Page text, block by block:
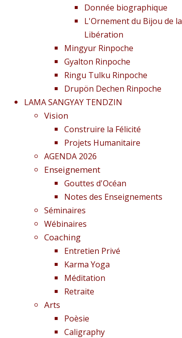
Donnée biographique
L'Ornement du Bijou de la
Libération
Mingyur Rinpoche
Gyalton Rinpoche
Ringu Tulku Rinpoche
Drupön Dechen Rinpoche
LAMA SANGYAY TENDZIN
Vision
Construire la Félicité
Projets Humanitaire
AGENDA 2026
Enseignement
Gouttes d'Océan
Notes des Enseignements
Séminaires
Wébinaires
Coaching
Entretien Privé
Karma Yoga
Méditation
Retraite
Arts
Poèsie
Caligraphy